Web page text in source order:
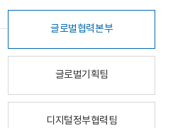
글로벌협력본부
글로벌기획팀
디지털정부협력팀